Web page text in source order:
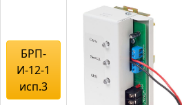
БРП-
И-12-1
исп.3